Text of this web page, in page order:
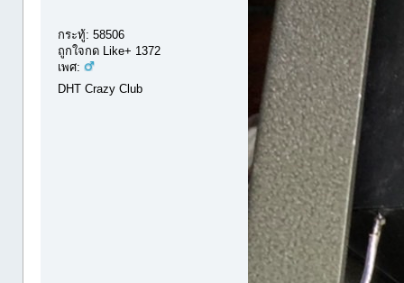
กระทู้: 58506
ถูกใจกด Like+ 1372
เพศ:
DHT Crazy Club